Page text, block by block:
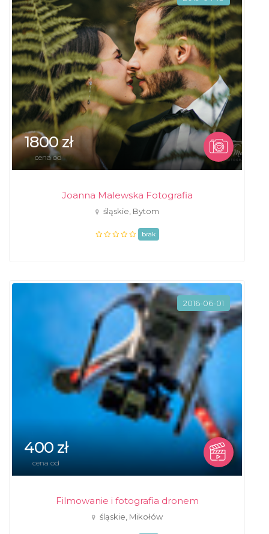
1800 zł
cena od
Joanna Malewska Fotografia
śląskie, Bytom
brak
2016-06-01
400 zł
cena od
Filmowanie i fotografia dronem
śląskie, Mikołów